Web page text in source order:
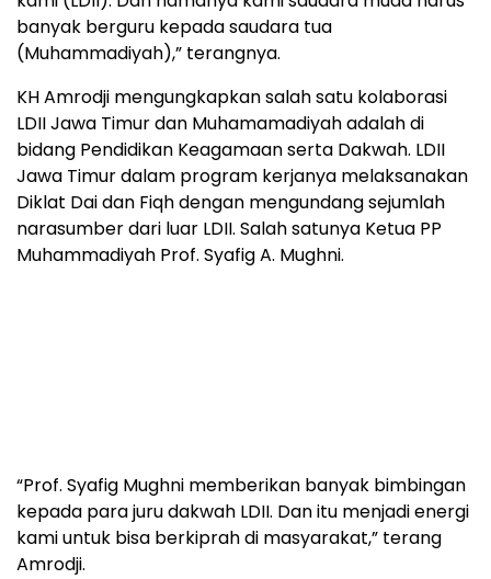
banyak berguru kepada saudara tua
(Muhammadiyah),” terangnya.
KH Amrodji mengungkapkan salah satu kolaborasi
LDII Jawa Timur dan Muhamamadiyah adalah di
bidang Pendidikan Keagamaan serta Dakwah. LDII
Jawa Timur dalam program kerjanya melaksanakan
Diklat Dai dan Fiqh dengan mengundang sejumlah
narasumber dari luar LDII. Salah satunya Ketua PP
Muhammadiyah Prof. Syafig A. Mughni.
“Prof. Syafig Mughni memberikan banyak bimbingan
kepada para juru dakwah LDII. Dan itu menjadi energi
kami untuk bisa berkiprah di masyarakat,” terang
Amrodji.